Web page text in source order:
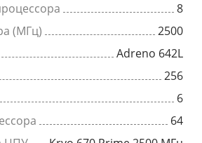
8
(МГц)
2500
Adreno 642L
256
6
64